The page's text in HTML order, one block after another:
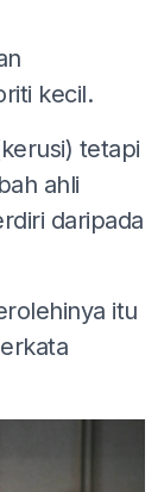
kecil.
tetapi
ahli
daripada
itu